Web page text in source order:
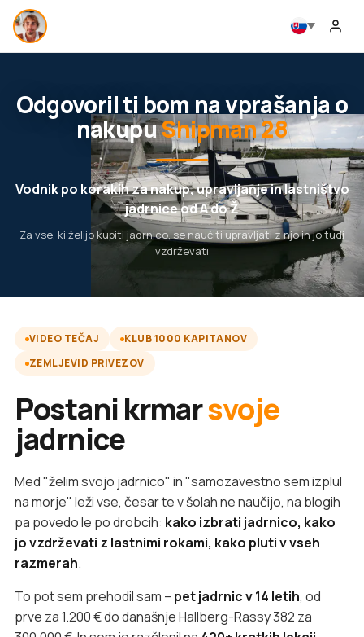
Odgovoril ti bom na vprašanja o
nakupuShipman 28
Vodnik po korakih za nakup, upravljanje in lastništvo
jadrnice od A do Ž
Za vse, ki želijo kupiti jadrnico, se naučiti upravljati z njo in jo tudi
vzdrževati
VIDEO TEČAJ
KLUB 1000 KAPITANOV
ZEMLJEVID PRIVEZOV
Postani krmarsvoje
jadrnice
Med "želim svojo jadrnico" in "samozavestno sem izplul
na morje" leži vse, česar te v šolah ne naučijo, na blogih
pa povedo le po drobcih: kako izbrati jadrnico, kako
jo vzdrževati z lastnimi rokami, kako pluti v vseh
razmerah.
To pot sem prehodil sam – pet jadrnic v 14 letih, od
prve za 1.200 € do današnje Hallberg-Rassy 382 za